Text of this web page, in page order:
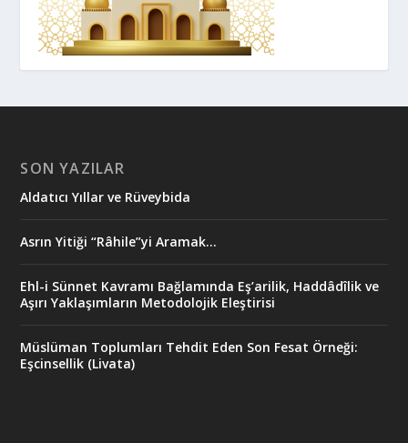
SON YAZILAR
Aldatıcı Yıllar ve Rüveybida
Asrın Yitiği “Râhile”yi Aramak…
Ehl-i Sünnet Kavramı Bağlamında Eş’arilik, Haddâdîlik ve
Aşırı Yaklaşımların Metodolojik Eleştirisi
Müslüman Toplumları Tehdit Eden Son Fesat Örneği:
Eşcinsellik (Livata)